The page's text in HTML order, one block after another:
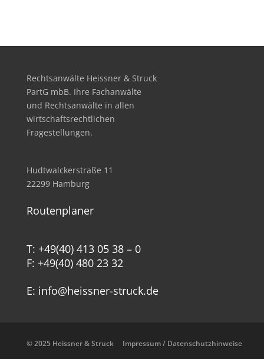
Rechtsanwälte Heissner & Struck
PartG mbB. Ihre Fachanwälte
und Rechtsanwälte in allen
wirtschafts­rechtlichen
Fragestellungen.
Hudtwalckerstraße 11
22299 Hamburg
Routenplaner
T: +49(40) 413 05 38 – 0
F: +49(40) 480 23 32
E: info@heissner-struck.de
© 2025 Heissner & Struck Impressum / Datenschutzhinweise